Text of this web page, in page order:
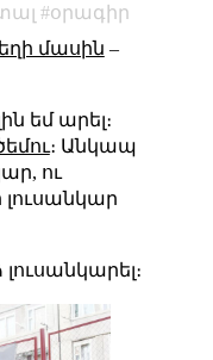
օրագիր
մասին –
եմ արել։
։ Անկապ
ու
լուսանկար